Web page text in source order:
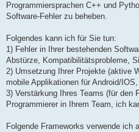
r
a
Programmiersprachen C++ und
Software-Fehler zu beheben.
Folgendes kann ich für Sie tun:
1) Fehler in Ihrer bestehenden
Abstürze, Kompatibilitätsprobleme,
2) Umsetzung Ihrer Projekte (aktive
mobile Applikationen für Android/
3) Verstärkung Ihres Teams (für den
Programmierer in Ihrem Team, ich
Folgende Frameworks verwende ich